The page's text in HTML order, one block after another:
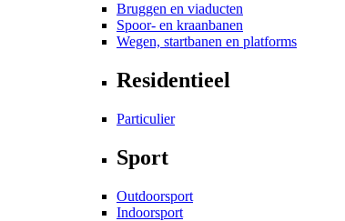
Bruggen en viaducten
Spoor- en kraanbanen
Wegen, startbanen en platforms
Residentieel
Particulier
Sport
Outdoorsport
Indoorsport